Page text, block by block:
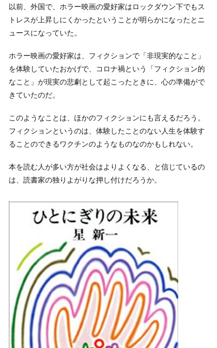
以前、外国で、ホラー映画の愛好家はロックダウン下でもス
トレスが上昇しにくかったということが明らかになったとニ
ュースになっていた。
ホラー映画の愛好家は、フィクションで「非現実的なこと」
を体験していたおかげで、コロナ禍という「フィクション的
なこと」が現実の悲劇として起こったときに、心の準備がで
きていたのだ。
このようなことは、ほかのフィクションにも言えるだろう。
フィクションというのは、体験したことのない人生を体験す
ることのできるワクチンのようなものなのかもしれない。
本を読む人が多い方が社会はよりよくなる、と信じているの
は、読書家の独りよがりな押し付けだろうか。